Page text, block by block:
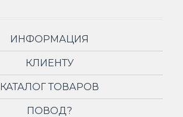
ИНФОРМАЦИЯ
КЛИЕНТУ
КАТАЛОГ ТОВАРОВ
ПОВОД?